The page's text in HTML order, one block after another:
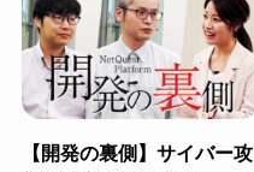
【開発の裏側】サイバー攻